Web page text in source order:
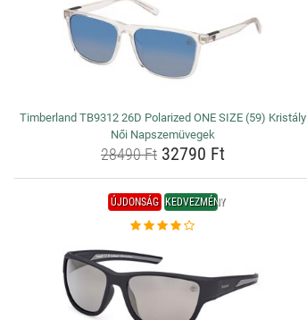
Timberland TB9312 26D Polarized ONE SIZE (59) Kristály
Női Napszemüvegek
28490 Ft32790 Ft
ÚJDONSÁG KEDVEZMÉNY